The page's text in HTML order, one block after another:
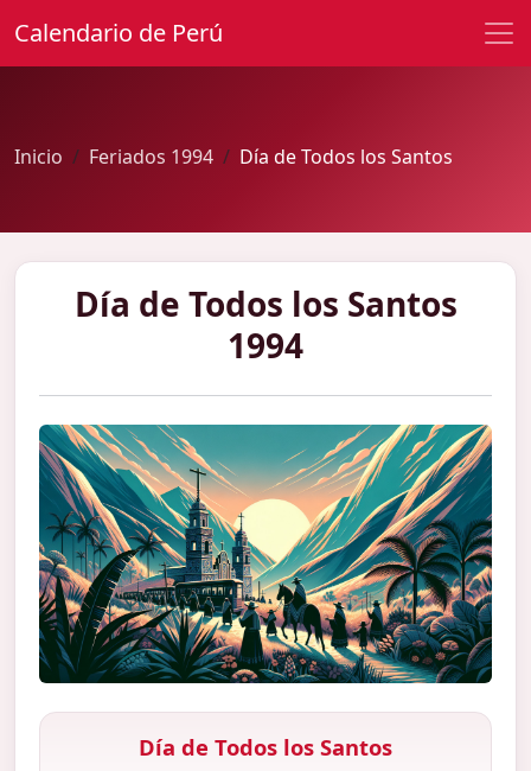
Calendario de Perú
Inicio Feriados 1994 Día de Todos los Santos
Día de Todos los Santos
1994
Día de Todos los Santos